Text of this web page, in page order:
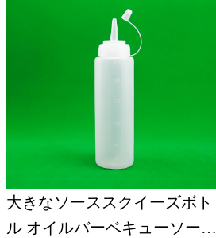
大きなソーススクイーズボト
ル オイルバーベキューソース